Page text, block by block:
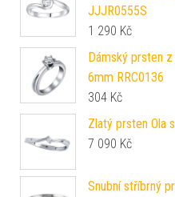
JJJR0555S
1 290 Kč
Dámský prsten
6mm RRC0136
304 Kč
Zlatý prsten Ola
7 090 Kč
Snubní stříbrný